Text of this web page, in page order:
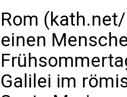
Rom
einen
Galilei im